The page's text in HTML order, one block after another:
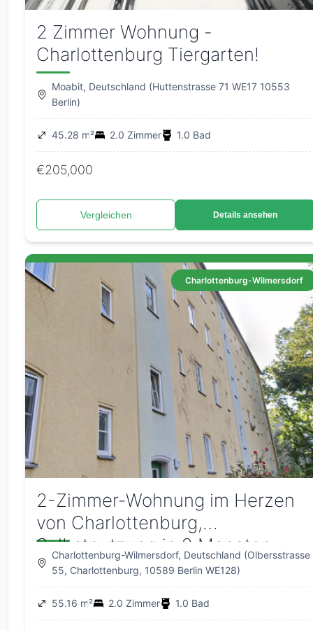
2 Zimmer Wohnung -
Charlottenburg Tiergarten!
Moabit, Deutschland (Huttenstrasse 71 WE17 10553
Berlin)
45.28 m² 2.0 Zimmer 1.0 Bad
€205,000
Vergleichen Details ansehen
Charlottenburg-Wilmersdorf
2-Zimmer-Wohnung im Herzen
von Charlottenburg,
Selbstnutzung in 9 Monaten
möglich
Charlottenburg-Wilmersdorf, Deutschland (Olbersstrasse
55, Charlottenburg, 10589 Berlin WE128)
55.16 m² 2.0 Zimmer 1.0 Bad